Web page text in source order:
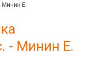
Минин Е.
- Минин Е.